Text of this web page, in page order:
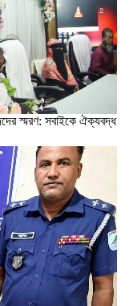
স্মরণ: সবাইকে ঐক্যবদ্ধ